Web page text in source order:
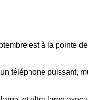
est à la pointe
téléphone puissant,